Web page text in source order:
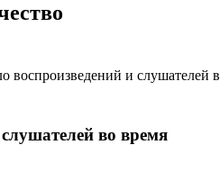
воспроизведений и слушателей в
во время